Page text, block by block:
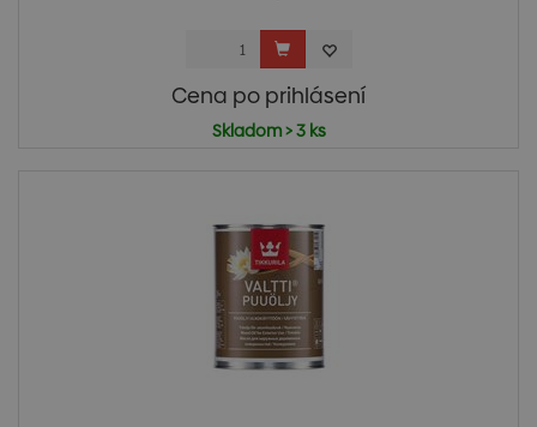
Cena po prihlásení
Skladom > 3 ks